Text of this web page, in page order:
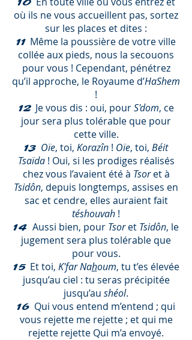
10
où ils ne vous accueillent pas, sortez
sur les places et dites :
11 Même la poussière de votre ville
collée aux pieds, nous la secouons
pour vous ! Cependant, pénétrez
qu’il approche, le Royaume d’HaShem
!
12 Je vous dis : oui, pourS'dom, ce
jour sera plus tolérable que pour
cette ville.
13 Oïe, toi, Korazîn ! Oïe, toi, Béit
Tsaïda! Oui, si les prodiges réalisés
chez vous l’avaient été à Tsoret à
Tsidôn, depuis longtemps, assises en
sac et cendre, elles auraient fait
téshouvah !
14 Aussi bien, pour Tsoret Tsidôn, le
jugement sera plus tolérable que
pour vous.
15 Et toi, K'far Nahoum, tu t’es élevée
jusqu’au ciel : tu seras précipitée
jusqu’au shéol.
16 Qui vous entend m’entend ; qui
vous rejette me rejette ; et qui me
rejette rejette Qui m’a envoyé.